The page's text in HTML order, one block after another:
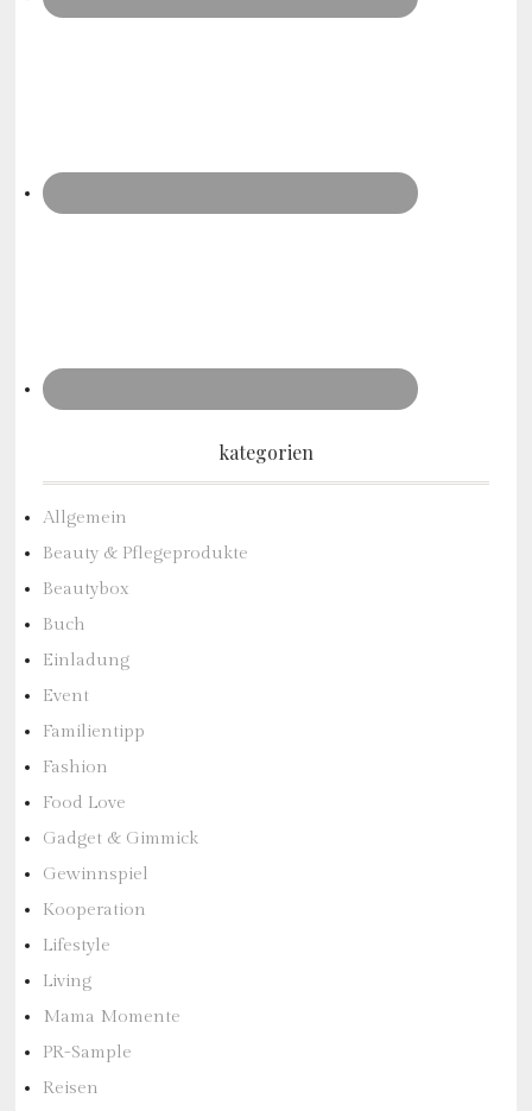
kategorien
Allgemein
Beauty & Pflegeprodukte
Beautybox
Buch
Einladung
Event
Familientipp
Fashion
Food Love
Gadget & Gimmick
Gewinnspiel
Kooperation
Lifestyle
Living
Mama Momente
PR-Sample
Reisen